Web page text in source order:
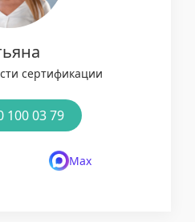
сертификации
100 03 79
Max